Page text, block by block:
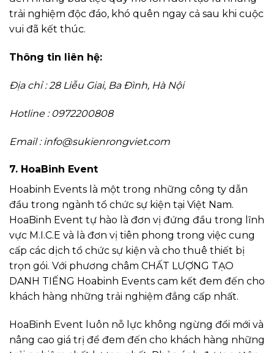
trải nghiệm độc đáo, khó quên ngay cả sau khi cuộc
vui đã kết thúc.
Thông tin liên hệ:
Địa chỉ : 28 Liễu Giai, Ba Đình, Hà Nội
Hotline : 0972200808
Email : info@sukienrongviet.com
7. HoaBinh Event
Hoabinh Events là một trong những công ty dẫn
đầu trong ngành tổ chức sự kiện tại Việt Nam.
HoaBinh Event tự hào là đơn vị đứng đầu trong lĩnh
vực M.I.C.E và là đơn vị tiên phong trong việc cung
cấp các dịch tổ chức sự kiện và cho thuê thiết bị
trọn gói. Với phương châm CHẤT LƯỢNG TẠO
DANH TIẾNG Hoabinh Events cam kết đem đến cho
khách hàng những trải nghiệm đẳng cấp nhất.
HoaBinh Event luôn nỗ lực không ngừng đổi mới và
nâng cao giá trị để đem đến cho khách hàng những